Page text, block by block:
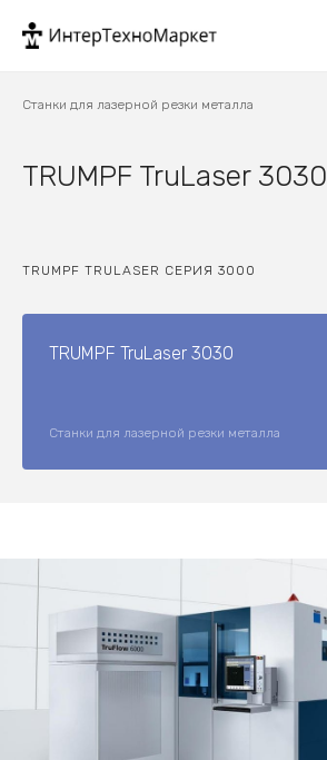
Станки для лазерной резки металла
TRUMPF TruLaser 3030
TRUMPF TRULASER СЕРИЯ 3000
TRUMPF TruLaser 3030
Станки для лазерной резки металла